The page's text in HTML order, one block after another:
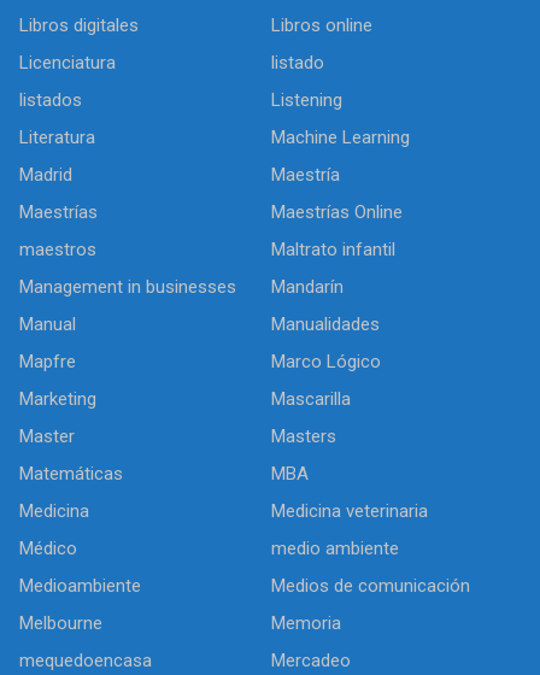
Libros digitales
Libros online
Licenciatura
listado
listados
Listening
Literatura
Machine Learning
Madrid
Maestría
Maestrías
Maestrías Online
maestros
Maltrato infantil
Management in businesses
Mandarín
Manual
Manualidades
Mapfre
Marco Lógico
Marketing
Mascarilla
Master
Masters
Matemáticas
MBA
Medicina
Medicina veterinaria
Médico
medio ambiente
Medioambiente
Medios de comunicación
Melbourne
Memoria
mequedoencasa
Mercadeo